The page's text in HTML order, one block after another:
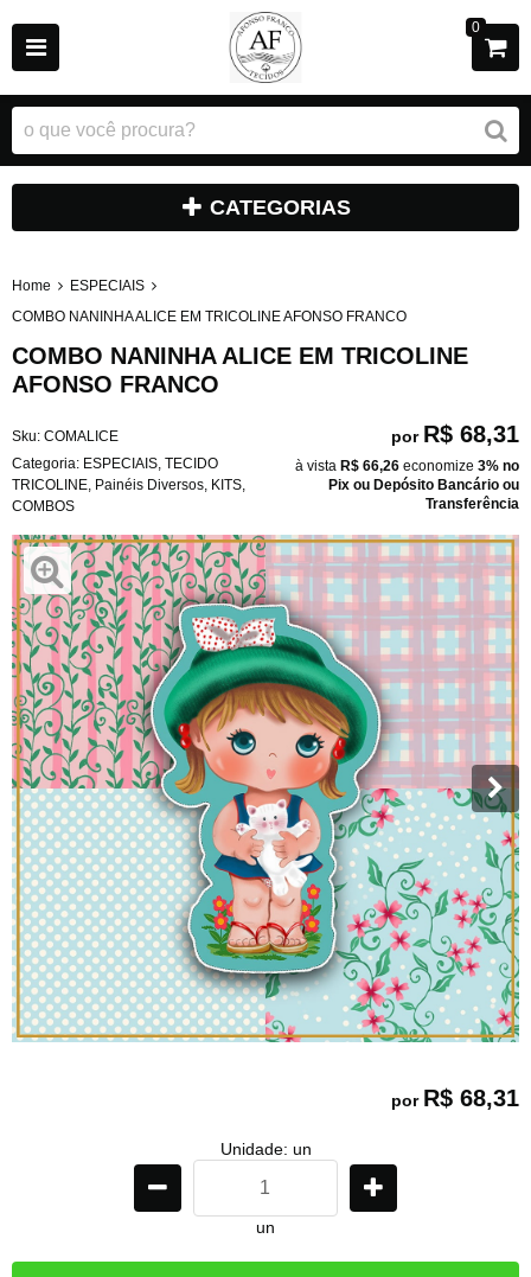
0
CATEGORIAS
Home
ESPECIAIS
COMBO NANINHA ALICE EM TRICOLINE AFONSO FRANCO
COMBO NANINHA ALICE EM TRICOLINE
AFONSO FRANCO
Sku: COMALICE
Categoria: ESPECIAIS TECIDO
TRICOLINE Painéis Diversos KITS
COMBOS
por R$ 68,31
à vista R$ 66,26 economize 3% no
Pix ou Depósito Bancário ou
Transferência
por R$ 68,31
Unidade: un
un